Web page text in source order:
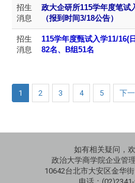
招生
消息
政大企研所115学年度笔试
（报到时间3/18公告）
招生
消息
115学年度甄试入学11/16(
82名、B组51名
1 2 3 4 5 下
如有相关疑问，
政治大学商学院企业管
10642台北市大安区金华